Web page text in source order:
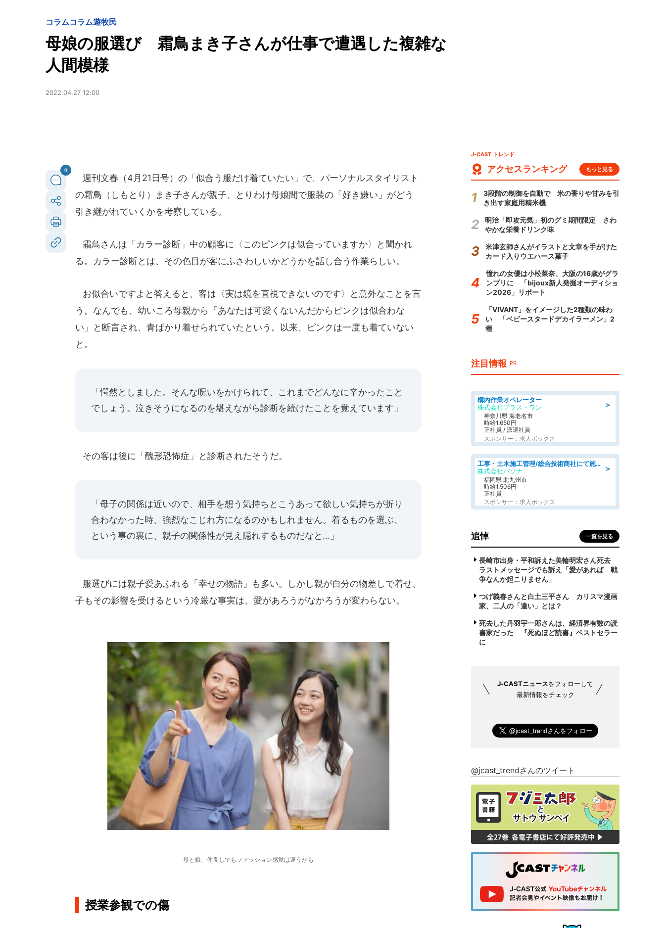
コラムコラム遊牧民
母娘の服選び 霜鳥まき子さんが仕事で遭遇した複雑な
人間模様
2022.04.27 12:00
0
週刊文春（4月21日号）の「似合う服だけ着ていたい」で、パーソナルスタイリスト
の霜鳥（しもとり）まき子さんが親子、とりわけ母娘間で服装の「好き嫌い」がどう
引き継がれていくかを考察している。
霜鳥さんは「カラー診断」中の顧客に〈このピンクは似合っていますか〉と聞かれ
る。カラー診断とは、その色目が客にふさわしいかどうかを話し合う作業らしい。
お似合いですよと答えると、客は〈実は鏡を直視できないのです〉と意外なことを言
う。なんでも、幼いころ母親から「あなたは可愛くないんだからピンクは似合わな
い」と断言され、青ばかり着せられていたという。以来、ピンクは一度も着ていない
と。
「愕然としました。そんな呪いをかけられて、これまでどんなに辛かったこと
でしょう。泣きそうになるのを堪えながら診断を続けたことを覚えています」
その客は後に「醜形恐怖症」と診断されたそうだ。
「母子の関係は近いので、相手を想う気持ちとこうあって欲しい気持ちが折り
合わなかった時、強烈なこじれ方になるのかもしれません。着るものを選ぶ、
という事の裏に、親子の関係性が見え隠れするものだなと...」
服選びには親子愛あふれる「幸せの物語」も多い。しかし親が自分の物差しで着せ、
子もその影響を受けるという冷厳な事実は、愛があろうがなかろうが変わらない。
母と娘、仲良しでもファッション感覚は違うかも
授業参観での傷
J-CAST トレンド
アクセスランキング もっと見る
3段階の制御を自動で 米の香りや甘みを引
き出す家庭用精米機
明治「即攻元気」初のグミ期間限定 さわ
やかな栄養ドリンク味
米津玄師さんがイラストと文章を手がけた
カード入りウエハース菓子
憧れの女優は小松菜奈、大阪の16歳がグラ
ンプリに 「bijoux新人発掘オーディショ
ン2026」リポート
「VIVANT」をイメージした2種類の味わ
い 「ベビースタードデカイラーメン」2
種
注目情報 PR
＞
構内作業オペレーター
株式会社プラス・ワン
神奈川県 海老名市
時給1,650円
正社員 / 派遣社員
スポンサー：求人ボックス
＞
工事・土木施工管理/総合技術商社にて施工管理のお仕事/即日勤務可/車通勤可/工事・土木施工管理/生産・品質管理
株式会社パソナ
福岡県 北九州市
時給1,506円
正社員
スポンサー：求人ボックス
追悼 一覧を見る
長崎市出身・平和訴えた美輪明宏さん死去
ラストメッセージでも訴え「愛があれば 戦
争なんか起こりません」
つげ義春さんと白土三平さん カリスマ漫画
家、二人の「違い」とは？
死去した丹羽宇一郎さんは、経済界有数の読
書家だった 『死ぬほど読書』ベストセラー
に
J-CASTニュースをフォローして
最新情報をチェック
@jcast_trendさんのツイート